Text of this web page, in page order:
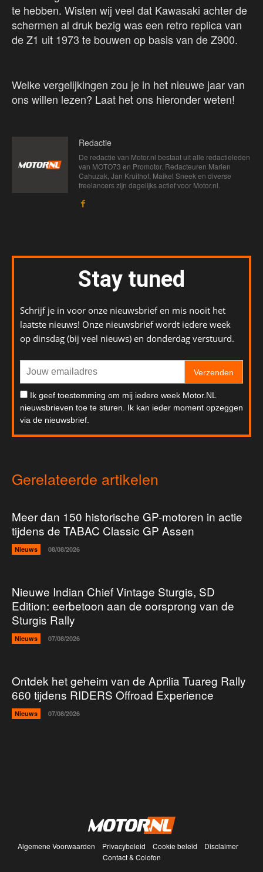
te hebben. Wisten wij veel dat Kawasaki achter de
schermen al druk bezig was een retro replica van
de Z1 uit 1973 te bouwen op basis van de Z900.
Welke vergelijkingen zou je in het nieuwe jaar van
ons willen lezen? Laat het ons hieronder weten!
Redactie
De redactie van Motor.nl bestaat uit alle redactieleden
van MOTO73 en Promotor. Redacteuren Marien
Cahuzak, Jan Kruithof, Maikel Sneek en diverse
freelancers zijn dagelijks actief voor Motor.nl.
Stay tuned
Schrijf je in voor onze nieuwsbrief en mis nooit het
laatste nieuws! Onze nieuwsbrief wordt iedere week
op dinsdag (bij veel nieuws) en donderdag verstuurd.
Verzenden
Ik geef toestemming om mij iedere week Motor.NL
nieuwsbrieven toe te sturen. Ik kan ieder moment opzeggen
via de nieuwsbrief.
Gerelateerde artikelen
Meer dan 150 historische GP-motoren in actie
tijdens de TABAC Classic GP Assen
Nieuws 08/08/2026
Nieuwe Indian Chief Vintage Sturgis, SD
Edition: eerbetoon aan de oorsprong van de
Sturgis Rally
Nieuws 07/08/2026
Ontdek het geheim van de Aprilia Tuareg Rally
660 tijdens RIDERS Offroad Experience
Nieuws 07/08/2026
Algemene Voorwaarden Privacybeleid Cookie beleid
Disclaimer
Contact & Colofon